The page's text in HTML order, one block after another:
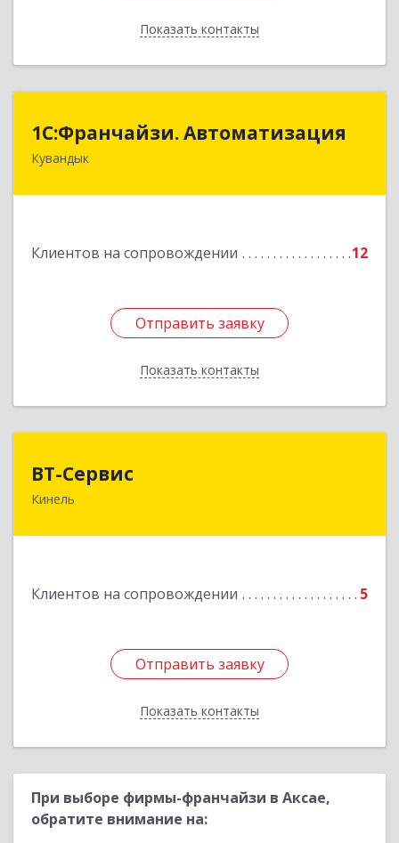
Показать контакты
Назад
1С:Франчайзи. Автоматизация
Кувандык
Клиентов на сопровождении 12
Отправить заявку
Показать контакты
1С:Франчайзи. Автоматизация
462220, Оренбургская обл, Кувандыкский р-н,
Отправить заявку
Назад
ВТ-Сервис
Кинель
Клиентов на сопровождении 5
Отправить заявку
Показать контакты
446436, Самарская обл, Кинель г, Маяковского
Отправить заявку
Назад
При выборе фирмы-франчайзи в Аксае,
обратите внимание на: